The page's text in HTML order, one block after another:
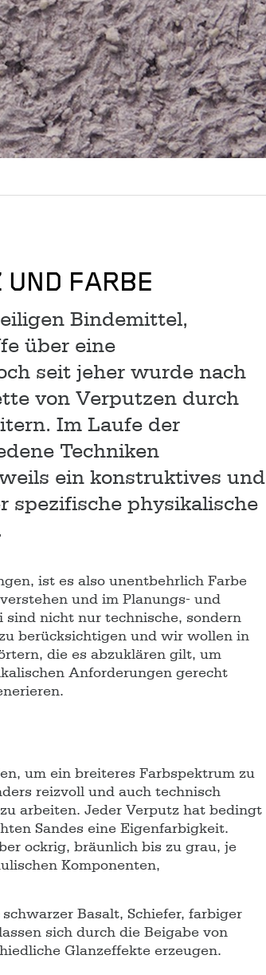
FARBE
Bindemittel,
über eine
seit jeher wurde nach
von Verputzen durch
Im Laufe der
Techniken
ein konstruktives und
spezifische physikalische
ist es also unentbehrlich Farbe
und im Planungs- und
nicht nur technische, sondern
berücksichtigen und wir wollen in
die es abzuklären gilt, um
Anforderungen gerecht
um ein breiteres Farbspektrum zu
reizvoll und auch technisch
arbeiten. Jeder Verputz hat bedingt
Sandes eine Eigenfarbigkeit.
ockrig, bräunlich bis zu grau, je
Komponenten,
Basalt, Schiefer, farbiger
sich durch die Beigabe von
Glanzeffekte erzeugen.